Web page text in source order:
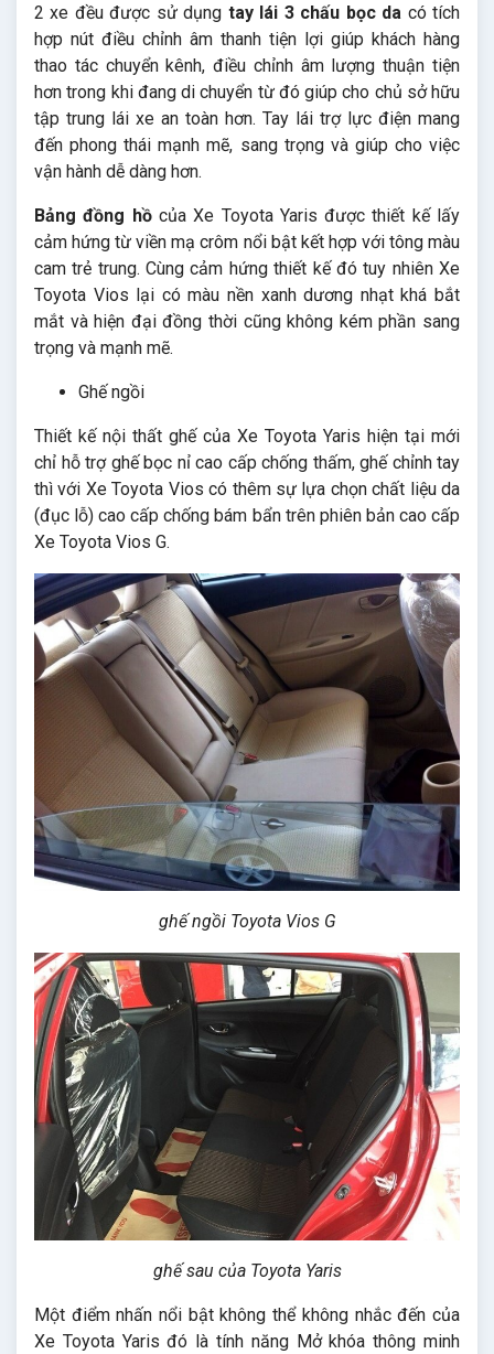
2 xe đều được sử dụng tay lái 3 chấu bọc da có tích
hợp nút điều chỉnh âm thanh tiện lợi giúp khách hàng
thao tác chuyển kênh, điều chỉnh âm lượng thuận tiện
hơn trong khi đang di chuyển từ đó giúp cho chủ sở hữu
tập trung lái xe an toàn hơn. Tay lái trợ lực điện mang
đến phong thái mạnh mẽ, sang trọng và giúp cho việc
vận hành dễ dàng hơn.
Bảng đồng hồcủa Xe Toyota Yaris được thiết kế lấy
cảm hứng từ viền mạ crôm nổi bật kết hợp với tông màu
cam trẻ trung. Cùng cảm hứng thiết kế đó tuy nhiên Xe
Toyota Vios lại có màu nền xanh dương nhạt khá bắt
mắt và hiện đại đồng thời cũng không kém phần sang
trọng và mạnh mẽ.
Ghế ngồi
Thiết kế nội thất ghế của Xe Toyota Yaris hiện tại mới
chỉ hỗ trợ ghế bọc nỉ cao cấp chống thấm, ghế chỉnh tay
thì với Xe Toyota Vios có thêm sự lựa chọn chất liệu da
(đục lỗ) cao cấp chống bám bẩn trên phiên bản cao cấp
Xe Toyota Vios G.
ghế ngồi Toyota Vios G
ghế sau của Toyota Yaris
Một điểm nhấn nổi bật không thể không nhắc đến của
Xe Toyota Yaris đó là tính năng Mở khóa thông minh